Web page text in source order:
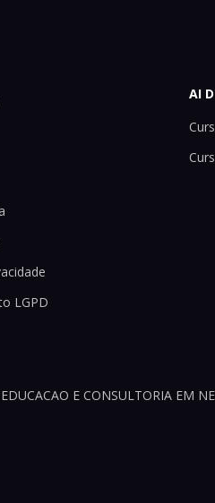
LGPD
AI
E CONSULTORIA EM